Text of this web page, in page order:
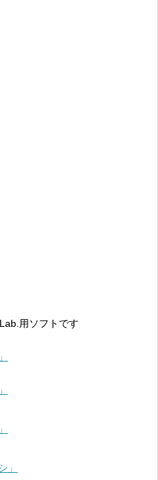
用ソフトです
」